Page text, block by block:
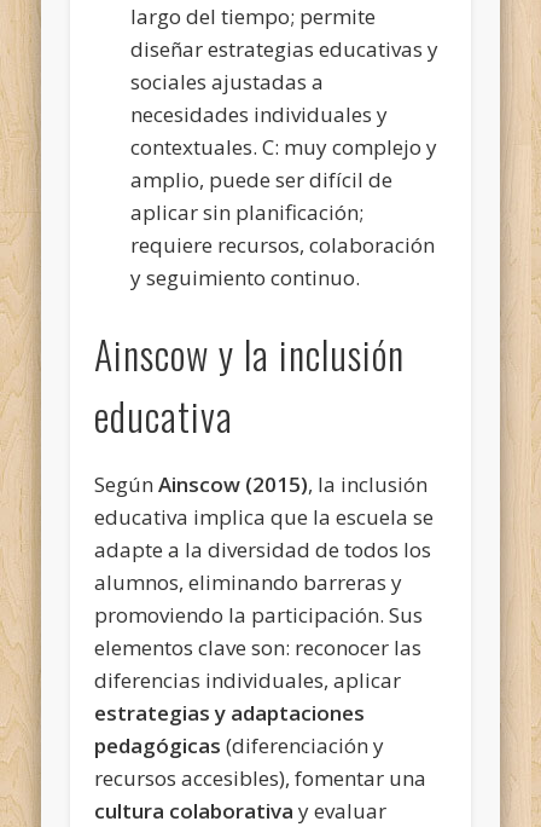
largo del tiempo; permite
diseñar estrategias educativas y
sociales ajustadas a
necesidades individuales y
contextuales. C: muy complejo y
amplio, puede ser difícil de
aplicar sin planificación;
requiere recursos, colaboración
y seguimiento continuo.
Ainscow y la inclusión
educativa
SegúnAinscow (2015), la inclusión
educativa implica que la escuela se
adapte a la diversidad de todos los
alumnos, eliminando barreras y
promoviendo la participación. Sus
elementos clave son: reconocer las
diferencias individuales, aplicar
estrategias y adaptaciones
pedagógicas (diferenciación y
recursos accesibles), fomentar una
cultura colaborativa y evaluar